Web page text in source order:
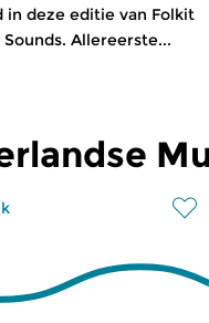
in deze editie van Folkit
Allereerste...